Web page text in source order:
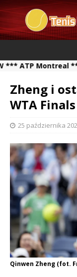
Montreal ***
Zheng i
WTA
25 października
Qinwen Zheng (fot.